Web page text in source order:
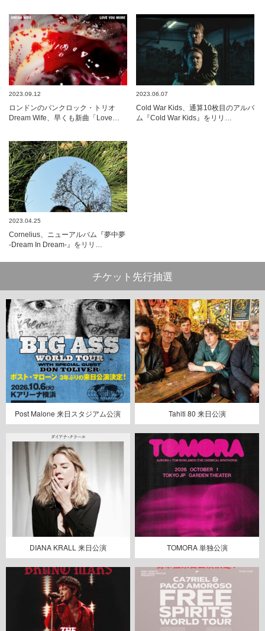
2023.09.12
ロンドンのパンクロック・トリオ
Dream Wife、早くも新曲「Love…
2023.06.07
Cold War Kids、通算10枚目のアルバ
ム『Cold War Kids』をリリ…
2023.04.25
Cornelius、ニューアルバム『夢中夢
-Dream In Dream-』をリリ…
チケット先行抽選
Post Malone 来日スタジアム公演 Tahiti 80 来日公演
DIANA KRALL 来日公演 TOMORA 単独公演